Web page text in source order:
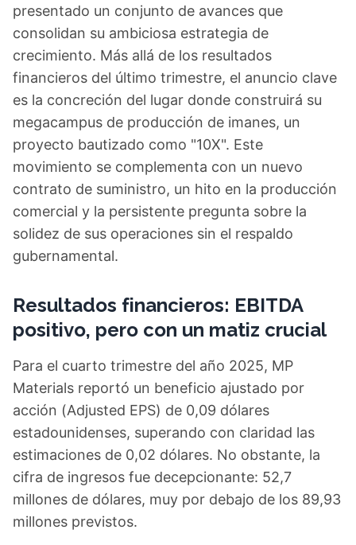
presentado un conjunto de avances que
consolidan su ambiciosa estrategia de
crecimiento. Más allá de los resultados
financieros del último trimestre, el anuncio clave
es la concreción del lugar donde construirá su
megacampus de producción de imanes, un
proyecto bautizado como "10X". Este
movimiento se complementa con un nuevo
contrato de suministro, un hito en la producción
comercial y la persistente pregunta sobre la
solidez de sus operaciones sin el respaldo
gubernamental.
Resultados financieros: EBITDA
positivo, pero con un matiz crucial
Para el cuarto trimestre del año 2025, MP
Materials reportó un beneficio ajustado por
acción (Adjusted EPS) de 0,09 dólares
estadounidenses, superando con claridad las
estimaciones de 0,02 dólares. No obstante, la
cifra de ingresos fue decepcionante: 52,7
millones de dólares, muy por debajo de los 89,93
millones previstos.